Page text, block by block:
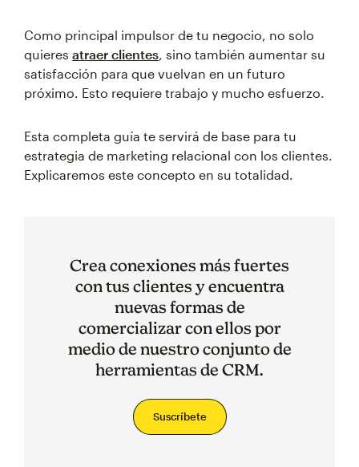
Como principal impulsor de tu negocio, no solo
quieres atraer clientes, sino también aumentar su
satisfacción para que vuelvan en un futuro
próximo. Esto requiere trabajo y mucho esfuerzo.
Esta completa guía te servirá de base para tu
estrategia de marketing relacional con los clientes.
Explicaremos este concepto en su totalidad.
Crea conexiones más fuertes
con tus clientes y encuentra
nuevas formas de
comercializar con ellos por
medio de nuestro conjunto de
herramientas de CRM.
Suscríbete